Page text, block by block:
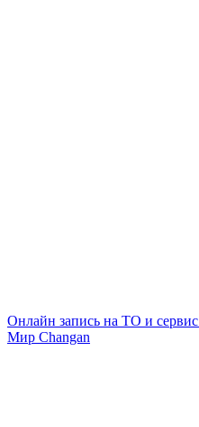
Онлайн запись на ТО и сервис
Мир Changan